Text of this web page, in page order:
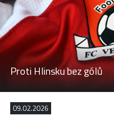
Proti Hlinsku bez gólů
09.02.2026